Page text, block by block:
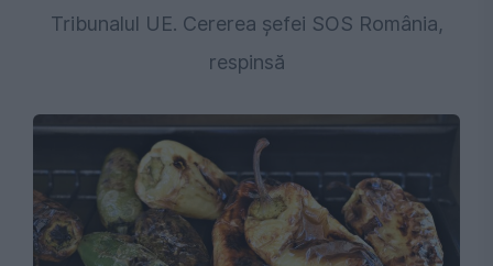
Tribunalul UE. Cererea șefei SOS România,
respinsă